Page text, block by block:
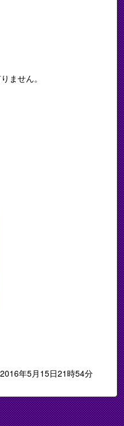
ません。
介の件
年5月15日21時54分